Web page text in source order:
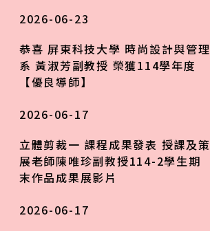
2026-06-23
恭喜 屏東科技大學 時尚設計與管理
系 黃淑芳副教授 榮獲114學年度
【優良導師】
2026-06-17
立體剪裁一 課程成果發表 授課及策
展老師陳唯珍副教授114-2學生期
末作品成果展影片
2026-06-17